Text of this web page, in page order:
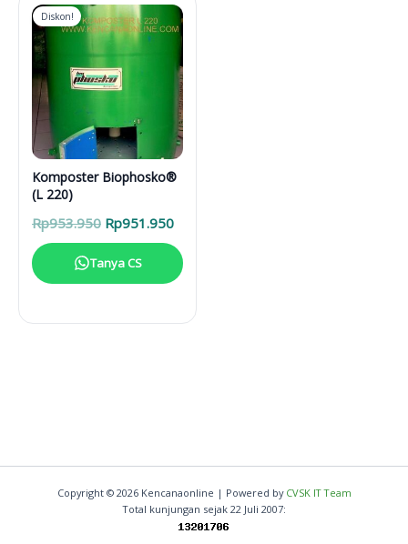
Diskon!
Komposter Biophosko®
(L 220)
Rp953.950 Harga
aslinya
adalah:
Rp953.950.
Rp951.950Harga
ini
adalah:
Tanya CS
Copyright © 2026 Kencanaonline | Powered by CVSK IT Team
Total kunjungan sejak 22 Juli 2007: